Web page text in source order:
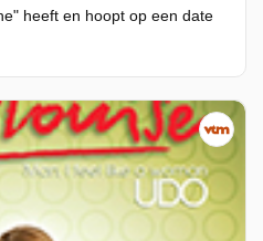
heeft en hoopt op een date